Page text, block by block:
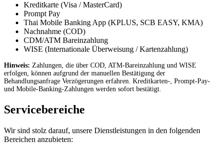
Kreditkarte (Visa / MasterCard)
Prompt Pay
Thai Mobile Banking App (KPLUS, SCB EASY, KMA)
Nachnahme (COD)
CDM/ATM Bareinzahlung
WISE (Internationale Überweisung / Kartenzahlung)
Hinweis: Zahlungen, die über COD, ATM-Bareinzahlung und WISE
erfolgen, können aufgrund der manuellen Bestätigung der
Behandlungsanfrage Verzögerungen erfahren. Kreditkarten-, Prompt-Pay-
und Mobile-Banking-Zahlungen werden sofort bestätigt.
Servicebereiche
Wir sind stolz darauf, unsere Dienstleistungen in den folgenden
Bereichen anzubieten: